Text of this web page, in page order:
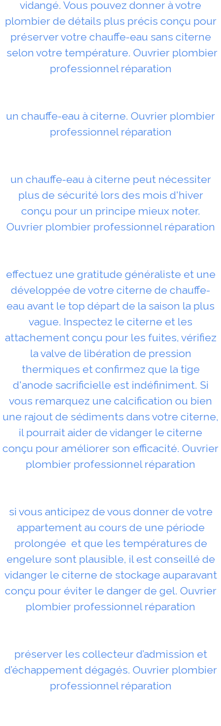
vidangé. Vous pouvez donner à votre
plombier de détails plus précis conçu pour
préserver votre chauffe-eau sans citerne
selon votre température. Ouvrier plombier
professionnel réparation
un chauffe-eau à citerne. Ouvrier plombier
professionnel réparation
un chauffe-eau à citerne peut nécessiter
plus de sécurité lors des mois d'hiver
conçu pour un principe mieux noter.
Ouvrier plombier professionnel réparation
effectuez une gratitude généraliste et une
développée de votre citerne de chauffe-
eau avant le top départ de la saison la plus
vague. Inspectez le citerne et les
attachement conçu pour les fuites, vérifiez
la valve de libération de pression
thermiques et confirmez que la tige
d'anode sacrificielle est indéfiniment. Si
vous remarquez une calcification ou bien
une rajout de sédiments dans votre citerne,
il pourrait aider de vidanger le citerne
conçu pour améliorer son efficacité. Ouvrier
plombier professionnel réparation
si vous anticipez de vous donner de votre
appartement au cours de une période
prolongée et que les températures de
engelure sont plausible, il est conseillé de
vidanger le citerne de stockage auparavant
conçu pour éviter le danger de gel. Ouvrier
plombier professionnel réparation
préserver les collecteur d’admission et
d’échappement dégagés. Ouvrier plombier
professionnel réparation